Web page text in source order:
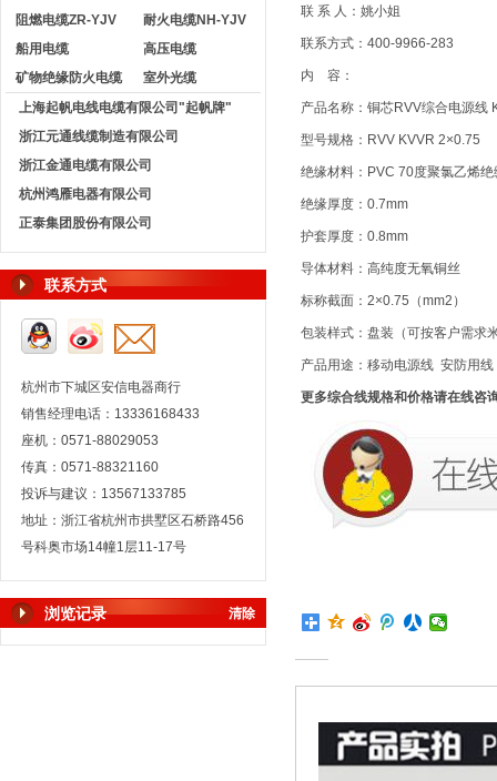
阻燃电缆ZR-YJV
耐火电缆NH-YJV
船用电缆
高压电缆
矿物绝缘防火电缆
室外光缆
上海起帆电线电缆有限公司"起帆牌"
浙江元通线缆制造有限公司
浙江金通电缆有限公司
杭州鸿雁电器有限公司
正泰集团股份有限公司
联系方式
杭州市下城区安信电器商行
销售经理电话：13336168433
座机：0571-88029053
传真：0571-88321160
投诉与建议：13567133785
地址：浙江省杭州市拱墅区石桥路456
号科奥市场14幢1层11-17号
浏览记录 清除
联 系 人：姚小姐
联系方式：400-9966-283
内 容：
产品名称：铜芯RVV综合电源线
型号规格：RVV KVVR 2×0.75
绝缘材料：PVC 70度聚氯乙烯绝
绝缘厚度：0.7mm
护套厚度：0.8mm
导体材料：高纯度无氧铜丝
标称截面：2×0.75（mm2）
包装样式：盘装（可按客户需求
产品用途：移动电源线 安防用
更多综合线规格和价格请在线咨